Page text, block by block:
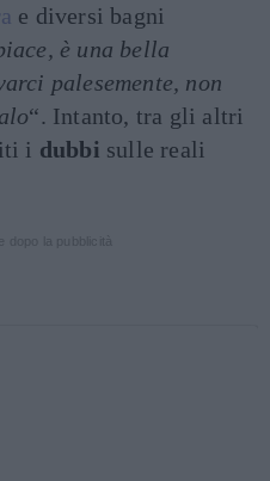
e diversi bagni
è una bella
palesemente, non
“. Intanto, tra gli altri
i dubbi sulle reali